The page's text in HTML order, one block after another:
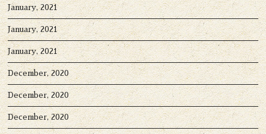
January, 2021
January, 2021
January, 2021
December, 2020
December, 2020
December, 2020